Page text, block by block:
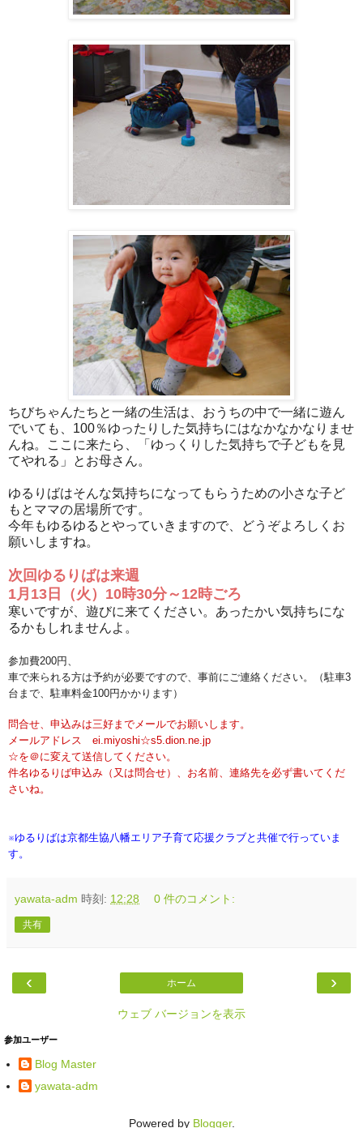
ちびちゃんたちと一緒の生活は、おうちの中で一緒に遊ん
でいても、100％ゆったりした気持ちにはなかなかなりませ
んね。ここに来たら、「ゆっくりした気持ちで子どもを見
てやれる」とお母さん。
ゆるりばはそんな気持ちになってもらうための小さな子ど
もとママの居場所です。
今年もゆるゆるとやっていきますので、どうぞよろしくお
願いしますね。
次回ゆるりばは来週
1月13日（火）10時30分～12時ごろ
寒いですが、遊びに来てください。あったかい気持ちにな
るかもしれませんよ。
参加費200円、
車で来られる方は予約が必要ですので、事前にご連絡ください。（駐車3
台まで、駐車料金100円かかります）
問合せ、申込みは三好までメールでお願いします。
メールアドレス ei.miyoshi☆s5.dion.ne.jp
☆を＠に変えて送信してください。
件名ゆるりば申込み（又は問合せ）、お名前、連絡先を必ず書いてくだ
さいね。
※ゆるりばは京都生協八幡エリア子育て応援クラブと共催で行っていま
す。
yawata-adm 時刻: 12:28 0 件のコメント:
共有
‹ ›
ホーム
ウェブ バージョンを表示
参加ユーザー
Blog Master
yawata-adm
Powered by Blogger.